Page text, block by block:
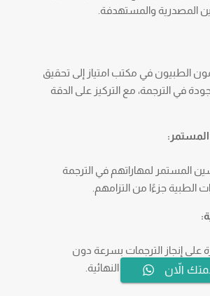
المصدرية والمستهدفة.
الطبيون في مكتب امتياز إلى تحقيق
في الترجمة، مع التركيز على الدقة
المستمر لمهاراتهم في الترجمة
الطبية جزءًا من التزامهم.
على إنجاز الترجمات بسرعة دون
الالتزام بالمواعيد النهائية.
الاّن